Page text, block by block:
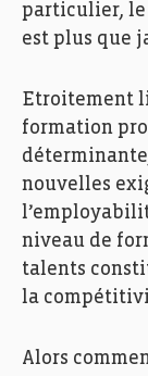
particulier, le
est plus que
Etroitement
formation
nouvelles
niveau de
talents
la
Alors